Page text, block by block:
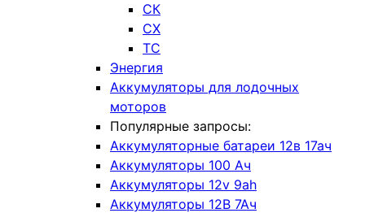
СК
СХ
ТС
Энергия
Аккумуляторы для лодочных
моторов
Популярные запросы:
Аккумуляторные батареи 12в 17ач
Аккумуляторы 100 Ач
Аккумуляторы 12v 9ah
Аккумуляторы 12В 7Ач